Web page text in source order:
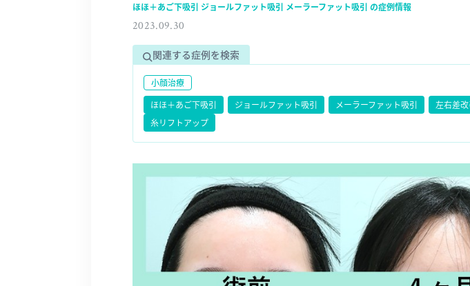
ほほ＋あご下吸引 ジョールファット吸引 メーラーファット吸引 の症例情報
2023.09.30
関連する症例を検索
小顔治療
ほほ＋あご下吸引
ジョールファット吸引 メーラーファット吸引
左右差
糸リフトアップ